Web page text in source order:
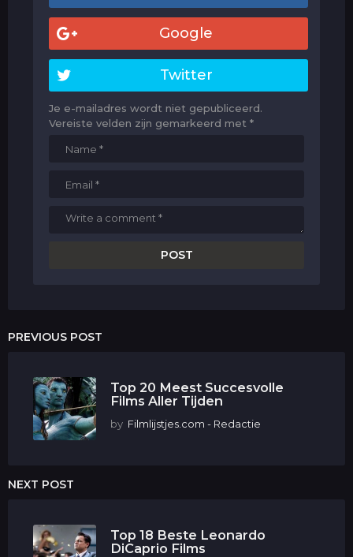
Google
Twitter
Je e-mailadres wordt niet gepubliceerd.
Vereiste velden zijn gemarkeerd met *
PREVIOUS POST
Top 20 Meest Succesvolle
Films Aller Tijden
by Filmlijstjes.com - Redactie
NEXT POST
Top 18 Beste Leonardo
DiCaprio Films